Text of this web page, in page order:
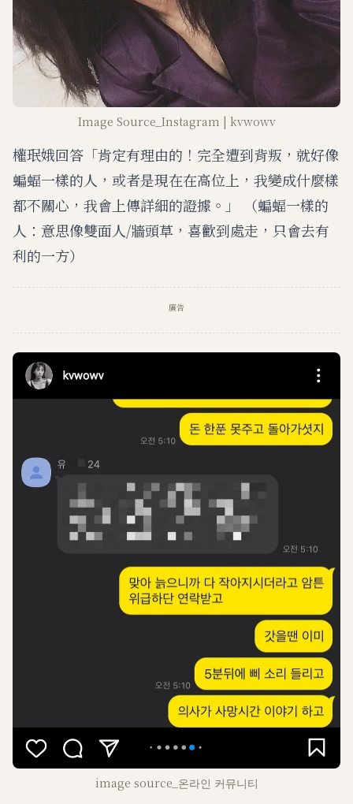
Image Source_Instagram | kvwowv
權珉娥回答「肯定有理由的！完全遭到背叛，就好像
蝙蝠一樣的人，或者是現在在高位上，我變成什麼樣
都不關心，我會上傳詳細的證據。」 （蝙蝠一樣的
人：意思像雙面人/牆頭草，喜歡到處走，只會去有
利的一方）
廣告
image source_온라인 커뮤니티